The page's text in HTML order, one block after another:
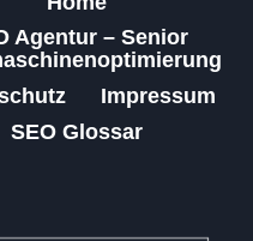
Agentur – Senior
Impressum
SEO Glossar